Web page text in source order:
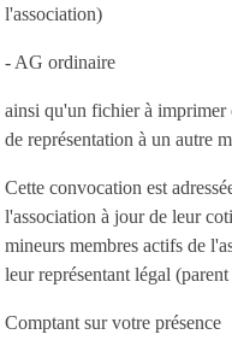
l'association)
- AG ordinaire
ainsi qu'un fichier à
de représentation à un autre
Cette convocation est
l'association à jour de leur
mineurs membres actifs de
leur représentant légal
Comptant sur votre présence